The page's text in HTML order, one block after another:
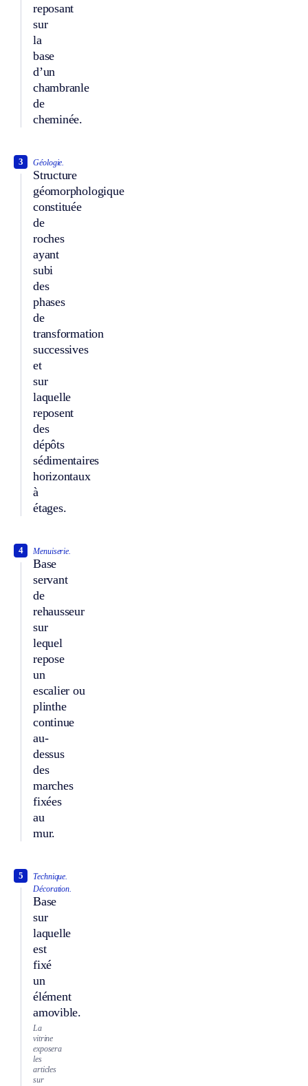
reposant
sur
la
base
d’un
chambranle
de
cheminée.
Géologie.
Structure
géomorphologique
constituée
de
roches
ayant
subi
des
phases
de
transformation
successives
et
sur
laquelle
reposent
des
dépôts
sédimentaires
horizontaux
à
étages.
3
Menuiserie.
Base
servant
de
rehausseur
sur
lequel
repose
un
escalier ou
plinthe
continue
au-
dessus
des
marches
fixées
au
mur.
4
Technique.
Décoration.
Base
sur
laquelle
est
fixé
un
élément
amovible.
5
La
vitrine
exposera
les
articles
sur